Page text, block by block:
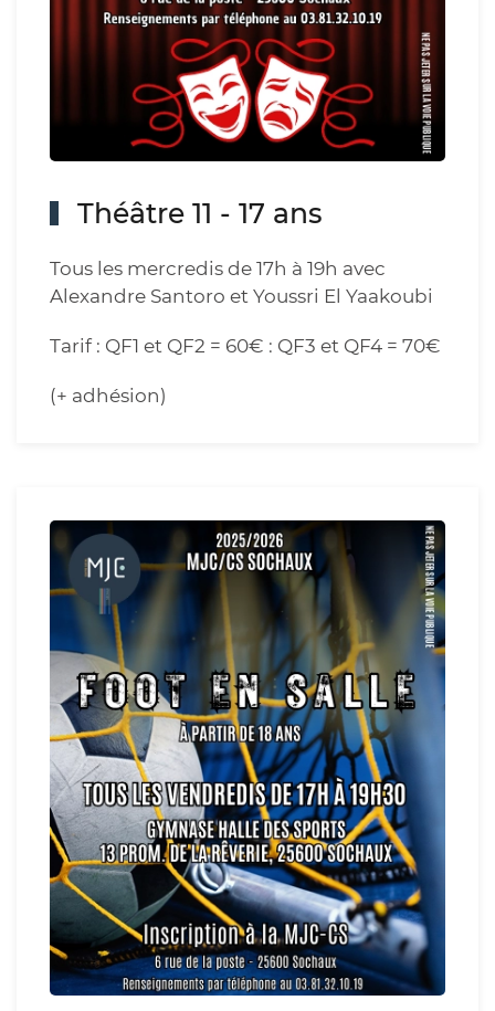
Théâtre 11 - 17 ans
Tous les mercredis de 17h à 19h avec
Alexandre Santoro et Youssri El Yaakoubi
Tarif : QF1 et QF2 = 60€ : QF3 et QF4 = 70€
(+ adhésion)